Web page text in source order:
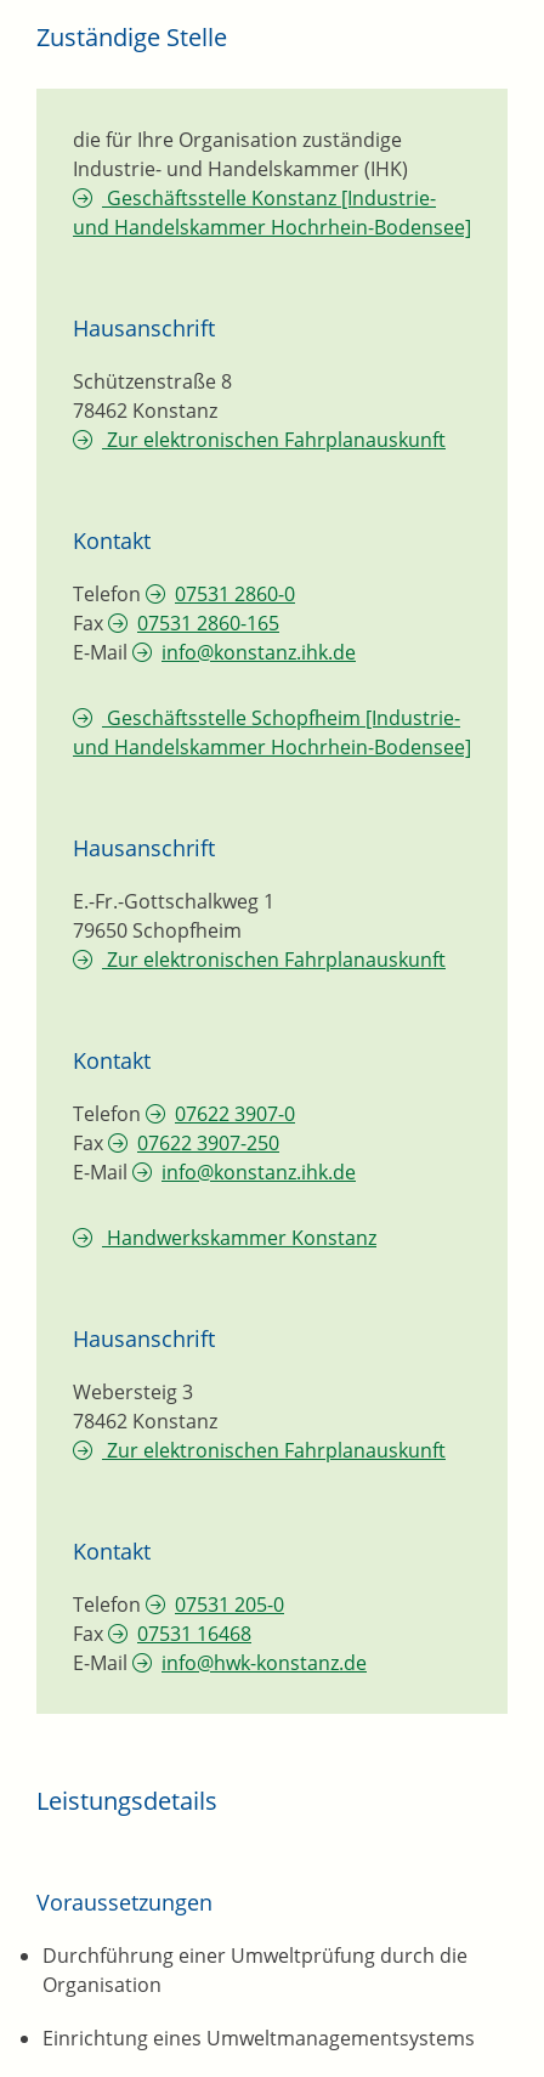
Zuständige Stelle
die für Ihre Organisation zuständige
Industrie- und Handelskammer (IHK)
Geschäftsstelle Konstanz [Industrie-
und Handelskammer Hochrhein-Bodensee]
Hausanschrift
Schützenstraße 8
78462 Konstanz
Zur elektronischen Fahrplanauskunft
Kontakt
Telefon
07531 2860-0
Fax
07531 2860-165
E-Mail
info@konstanz.ihk.de
Geschäftsstelle Schopfheim [Industrie-
und Handelskammer Hochrhein-Bodensee]
Hausanschrift
E.-Fr.-Gottschalkweg 1
79650Schopfheim
Zur elektronischen Fahrplanauskunft
Kontakt
Telefon
07622 3907-0
Fax
07622 3907-250
E-Mail
info@konstanz.ihk.de
Handwerkskammer Konstanz
Hausanschrift
Webersteig 3
78462 Konstanz
Zur elektronischen Fahrplanauskunft
Kontakt
Telefon
07531 205-0
Fax
07531 16468
E-Mail
info@hwk-konstanz.de
Leistungsdetails
Voraussetzungen
Durchführung einer Umweltprüfung durch die
Organisation
Einrichtung eines Umweltmanagementsystems